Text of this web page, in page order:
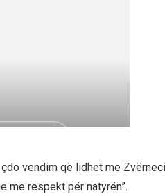
vendim që lidhet me
me respekt për natyrën”.